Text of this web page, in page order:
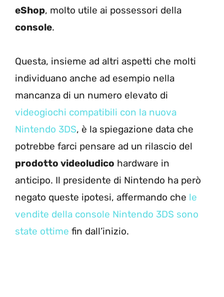
eShop, molto utile ai possessori della
console.
Questa, insieme ad altri aspetti che molti
individuano anche ad esempio nella
mancanza di un numero elevato di
videogiochi compatibili con la nuova
Nintendo 3DS, è la spiegazione data che
potrebbe farci pensare ad un rilascio del
prodotto videoludico hardware in
anticipo. Il presidente di Nintendo ha però
negato queste ipotesi, affermando che le
vendite della console Nintendo 3DS sono
state ottime fin dall’inizio.